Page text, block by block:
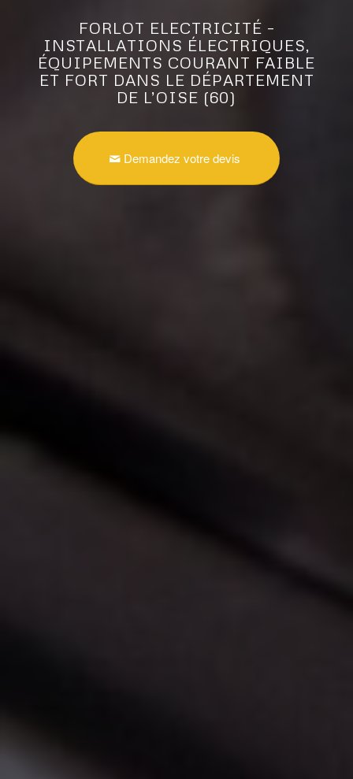
FORLOT ELECTRICITÉ –
INSTALLATIONS ÉLECTRIQUES,
ÉQUIPEMENTS COURANT FAIBLE
ET FORT DANS LE DÉPARTEMENT
DE L’OISE (60)
Demandez votre devis